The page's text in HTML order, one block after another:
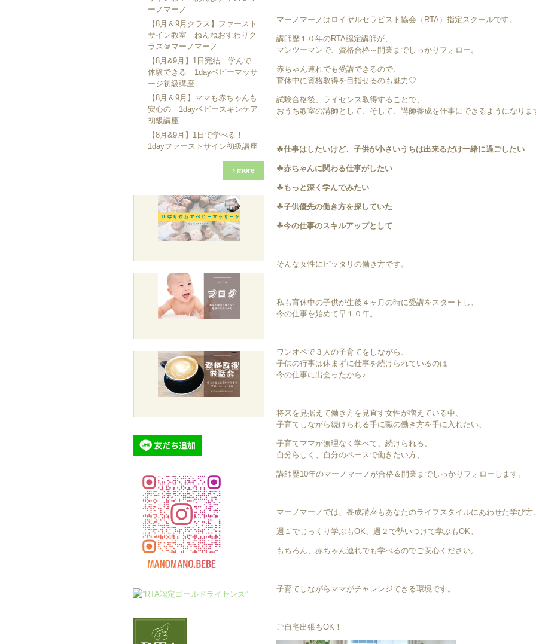
マーノマーノはロイヤルセラピスト協会（RTA）指定スクールです。
講師歴１０年のRTA認定講師が、
マンツーマンで、資格合格～開業までしっかりフォロー。
赤ちゃん連れでも受講できるので、
育休中に資格取得を目指せるのも魅力♡
試験合格後、ライセンス取得することで、
おうち教室の講師として、そして、講師養成を仕事にできるようになりま
☘仕事はしたいけど、子供が小さいうちは出来るだけ一緒に過ごしたい
☘赤ちゃんに関わる仕事がしたい
☘もっと深く学んでみたい
☘子供優先の働き方を探していた
☘今の仕事のスキルアップとして
そんな女性にピッタリの働き方です。
私も育休中の子供が生後４ヶ月の時に受講をスタートし、
今の仕事を始めて早１０年。
ワンオペで３人の子育てをしながら、
子供の行事は休まずに仕事を続けられているのは
今の仕事に出会ったから♪
将来を見据えて働き方を見直す女性が増えている中、
子育てしながら続けられる手に職の働き方を手に入れたい、
子育てママが無理なく学べて、続けられる、
自分らしく、自分のペースで働きたい方、
講師歴10年のマーノマーノが合格＆開業までしっかりフォローします。
マーノマーノでは、養成講座もあなたのライフスタイルにあわせた学び
週１でじっくり学ぶもOK、週２で勢いつけて学ぶもOK。
もちろん、赤ちゃん連れでも学べるのでご安心ください。
子育てしながらママがチャレンジできる環境です。
ご自宅出張もOK！
ーノマーノ
【8月＆9月クラス】ファースト
サイン教室 ねんねおすわりク
ラス＠マーノマーノ
【8月&9月】1日完結 学んで
体験できる 1dayベビーマッサ
ージ初級講座
【8月＆9月】ママも赤ちゃんも
安心の 1dayベビースキンケア
初級講座
【8月&9月】1日で学べる！
1dayファーストサイン初級講座
› more